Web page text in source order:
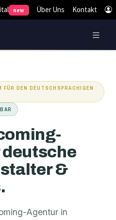
new Über Uns Kontakt
DEN DEUTSCHSPRACHIGEN
&
Agentur in